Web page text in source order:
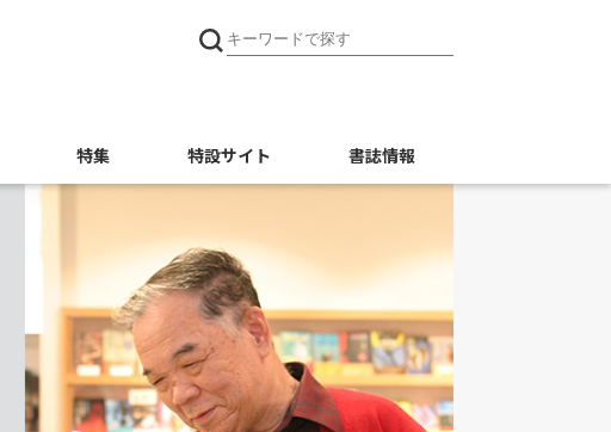
特集 特設サイト 書誌情報